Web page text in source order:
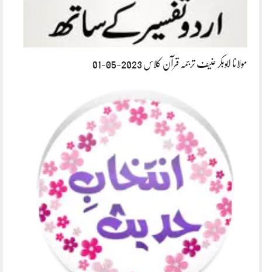
مولانا ابوبکر حنیف ترجمہ قرآن کلاس 2023-05-01